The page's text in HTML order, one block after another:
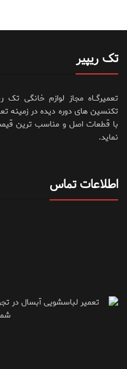
تک ریپیر
تعمیرگــاه مجاز لوازم خانگی
تکنسین های دوره دیده در زمینه
با قطعات اصل و مناسب ترین
نماید.
اطلاعات تماس